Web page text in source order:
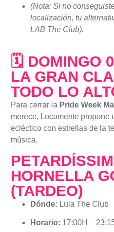
(Nota: Si no
localización, tu
LAB The Club).
🗓 DOMINGO
LA GRAN
TODO LO
Para cerrar la Pride Week
merece, Locamente propone
ecléctico con estrellas de la
música.
HORNELLA
(TARDEO)
Dónde: Lula The Club
Horario: 17:00H –